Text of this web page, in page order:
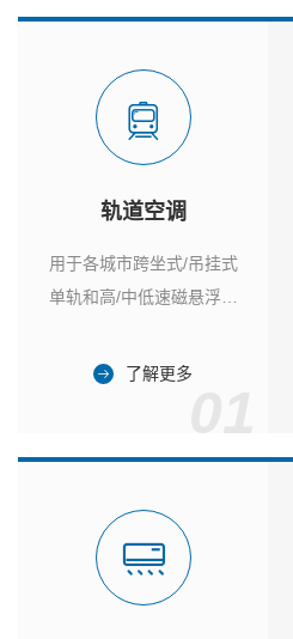
轨道空调
用于各城市跨坐式/吊挂式
单轨和高/中低速磁悬浮列
了解更多